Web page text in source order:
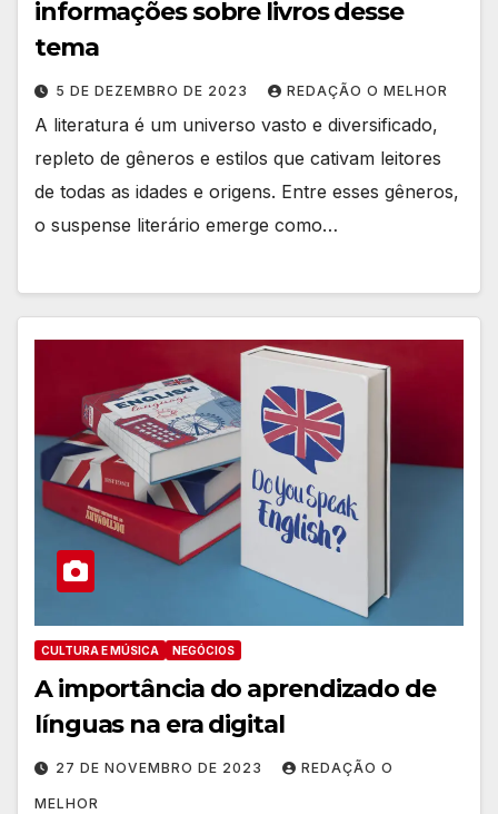
informações sobre livros desse
tema
5 DE DEZEMBRO DE 2023 REDAÇÃO O MELHOR
A literatura é um universo vasto e diversificado,
repleto de gêneros e estilos que cativam leitores
de todas as idades e origens. Entre esses gêneros,
o suspense literário emerge como…
CULTURA E MÚSICA NEGÓCIOS
A importância do aprendizado de
línguas na era digital
27 DE NOVEMBRO DE 2023 REDAÇÃO O
MELHOR